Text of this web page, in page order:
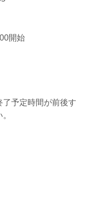
開始
予定時間が前後す